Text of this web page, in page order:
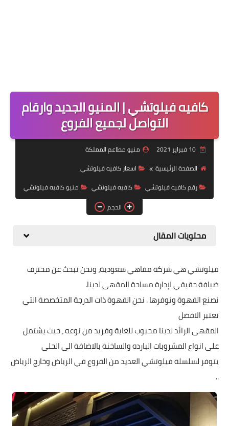
كافيه فيلوتشي | المنيو الجديد وارقام
التواصل لجميع الفروع
10 فبراير 2021
منيو مطاعم المملكة
الصفحة الرئيسية
اسعار كافيه فيلوتشي
رقم كافيه فيلوتشي
كافيه فيلوتشي
منيو كافيه فيلوتشي
الحجم
محتويات المقال
فيلوتشي هي شركة مقاهي سعودية، ونحن نبحث عن محترف
ضيافة حقيقي لإدارة مساحة المقهى لدينا.
نصنع القهوة ونوفرها . نحن القهوة ذات الدرجة المتخصصة التي
تعتبر الافضل
المقهى الرائد لدينا محبوب للغاية وفريد ​​من نوعه ، حيث يشتمل
على انواع المشروبات البارده والساخنة بالاضافة الى الحلى
يتوفر لسلسلة فيلوتشي العديد من الفروع في الرياض وخارج الرياض
..